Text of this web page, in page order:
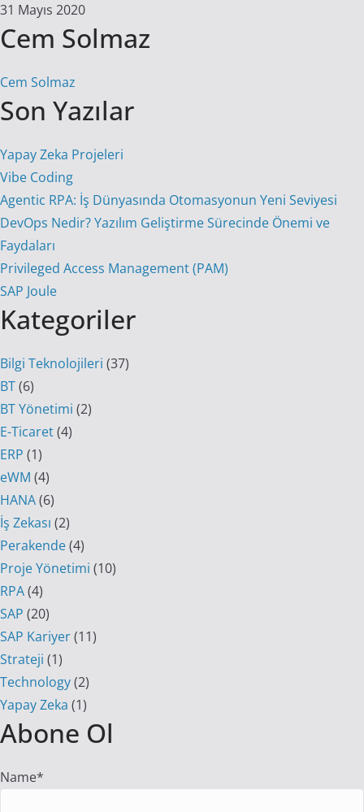
31 Mayıs 2020
Cem Solmaz
Cem Solmaz
Son Yazılar
Yapay Zeka Projeleri
Vibe Coding
Agentic RPA: İş Dünyasında Otomasyonun Yeni Seviyesi
DevOps Nedir? Yazılım Geliştirme Sürecinde Önemi ve
Faydaları
Privileged Access Management (PAM)
SAP Joule
Kategoriler
Bilgi Teknolojileri (37)
BT(6)
BT Yönetimi (2)
E-Ticaret(4)
ERP (1)
eWM (4)
HANA(6)
İş Zekası (2)
Perakende(4)
Proje Yönetimi (10)
RPA(4)
SAP (20)
SAP Kariyer(11)
Strateji (1)
Technology(2)
Yapay Zeka (1)
Abone Ol
Name*